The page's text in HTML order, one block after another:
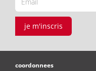
je m'inscris
coordonnees